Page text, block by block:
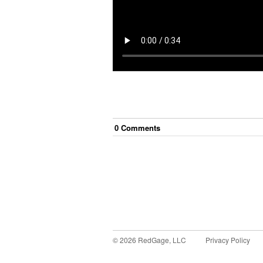
0 Comments
©2026 RedGage, LLC Privacy Policy